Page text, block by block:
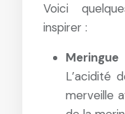
Voici
inspirer :
L’acidité
merveille